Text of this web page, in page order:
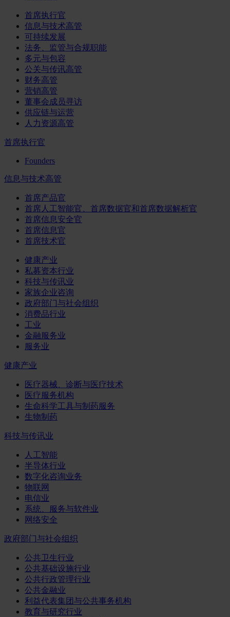
首席执行官
信息与技术高管
可持续发展
法务、监管与合规职能
多元与包容
公关与传讯高管
财务高管
营销高管
董事会成员寻访
供应链与运营
人力资源高管
首席执行官
Founders
信息与技术高管
首席产品官
首席人工智能官、首席数据官和首席数据解析官
首席信息安全官
首席信息官
首席技术官
健康产业
私募资本行业
科技与传讯业
家族企业咨询
政府部门与社会组织
消费品行业
工业
金融服务业
服务业
健康产业
医疗器械、诊断与医疗技术
医疗服务机构
生命科学工具与制药服务
生物制药
科技与传讯业
人工智能
半导体行业
数字化咨询业务
物联网
电信业
系统、服务与软件业
网络安全
政府部门与社会组织
公共卫生行业
公共基础设施行业
公共行政管理行业
公共金融业
利益代表集团与公共事务机构
教育与研究行业